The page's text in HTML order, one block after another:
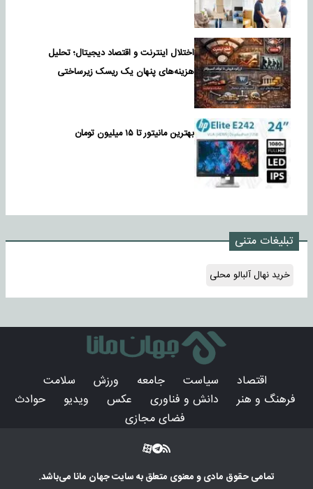
اختلال اینترنت و اقتصاد دیجیتال؛ تحلیل
هزینه‌های پنهان یک ریسک زیرساختی
بهترین مانیتور تا ۱۵ میلیون تومان
تبلیغات متنی
خرید نهال آلبالو محلی
اقتصاد سیاست جامعه ورزش
سلامت
فرهنگ و هنر
دانش و فناوری عکس ویدیو
حوادث
فضای مجازی
تمامی حقوق مادی و معنوی متعلق به سایتجهان مانامی‌باشد.